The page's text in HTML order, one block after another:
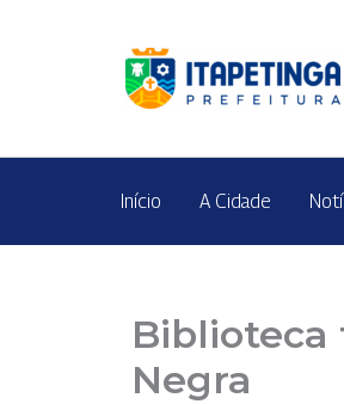
Início A Cidade
Biblioteca
Negra